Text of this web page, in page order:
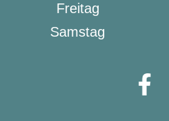
Freitag
Samstag